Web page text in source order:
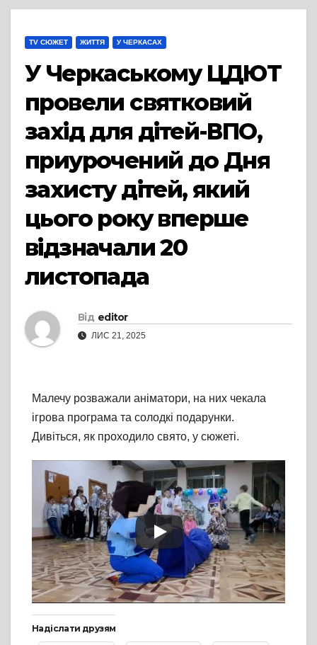
TV СЮЖЕТ ЖИТТЯ У ЧЕРКАСАХ
У Черкаському ЦДЮТ
провели святковий
захід для дітей-ВПО,
приурочений до Дня
захисту дітей, який
цього року вперше
відзначали 20
листопада
Від editor
ЛИС 21, 2025
Малечу розважали аніматори, на них чекала
ігрова програма та солодкі подарунки.
Дивіться, як проходило свято, у сюжеті.
Надіслати друзям